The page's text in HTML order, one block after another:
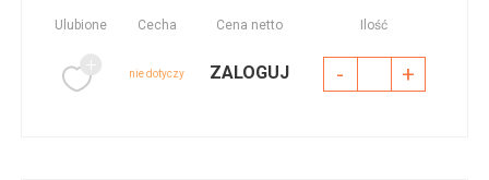
Ulubione Cecha Cena netto Ilość
nie dotyczy ZALOGUJ - +